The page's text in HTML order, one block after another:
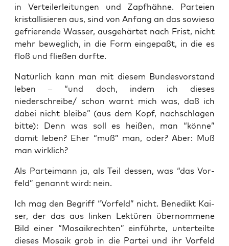
in Ver­tei­ler­lei­tun­gen und Zapf­häh­ne. Par­tei­en
kris­tal­li­sie­ren aus, sind von Anfang an das sowie­so
gefrie­ren­de Was­ser, aus­ge­här­tet nach Frist, nicht
mehr beweg­lich, in die Form ein­ge­paßt, in die es
floß und flie­ßen durfte.
Natür­lich kann man mit die­sem Bun­des­vor­stand
leben – “und doch, indem ich die­ses
niederschreibe/ schon warnt mich was, daß ich
dabei nicht blei­be” (aus dem Kopf, nach­schla­gen
bit­te): Denn was soll es hei­ßen, man “kön­ne”
damit leben? Eher “muß” man, oder? Aber: Muß
man wirklich?
Als Par­tei­mann ja, als Teil des­sen, was “das Vor­
feld” genannt wird: nein.
Ich mag den Begriff “Vor­feld” nicht. Bene­dikt Kai­
ser, der das aus lin­ken Lek­tü­ren über­nom­me­ne
Bild einer “Mosa­ik­rech­ten” ein­führ­te, unter­teil­te
die­ses Mosa­ik grob in die Par­tei und ihr Vor­feld